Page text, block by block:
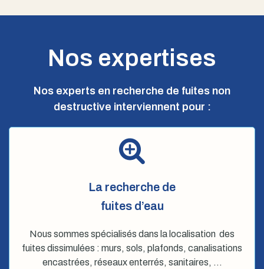
Nos expertises
Nos experts en recherche de fuites non
destructive interviennent pour :
La recherche de
fuites d’eau
Nous sommes spécialisés dans la localisation des
fuites dissimulées : murs, sols, plafonds, canalisations
encastrées, réseaux enterrés, sanitaires, …